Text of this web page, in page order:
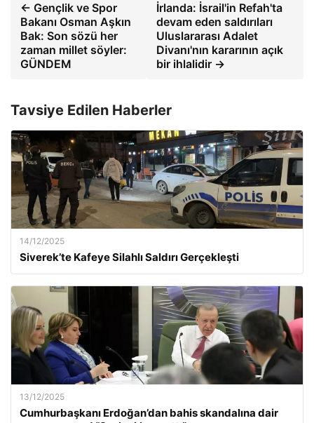
← Gençlik ve Spor
Bakanı Osman Aşkın
Bak: Son sözü her
zaman millet söyler:
GÜNDEM
İrlanda: İsrail'in Refah'ta
devam eden saldırıları
Uluslararası Adalet
Divanı'nın kararının açık
bir ihlalidir →
Tavsiye Edilen Haberler
14/12/2025
Siverek’te Kafeye Silahlı Saldırı Gerçekleşti
13/12/2025
Cumhurbaşkanı Erdoğan’dan bahis skandalına dair